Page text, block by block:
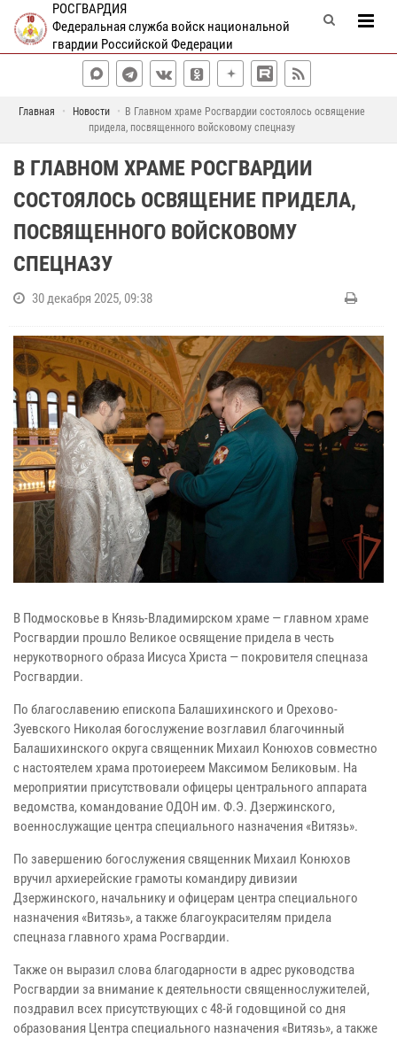
РОСГВАРДИЯ
Федеральная служба войск национальной
гвардии Российской Федерации
Главная Новости
В Главном храме Росгвардии состоялось освящение
придела, посвященного войсковому спецназу
В ГЛАВНОМ ХРАМЕ РОСГВАРДИИ
СОСТОЯЛОСЬ ОСВЯЩЕНИЕ ПРИДЕЛА,
ПОСВЯЩЕННОГО ВОЙСКОВОМУ
СПЕЦНАЗУ
30 декабря 2025, 09:38
В Подмосковье в Князь-Владимирском храме — главном храме
Росгвардии прошло Великое освящение придела в честь
нерукотворного образа Иисуса Христа — покровителя спецназа
Росгвардии.
По благославению епископа Балашихинского и Орехово-
Зуевского Николая богослужение возглавил благочинный
Балашихинского округа священник Михаил Конюхов совместно
с настоятелем храма протоиереем Максимом Беликовым. На
мероприятии присутствовали офицеры центрального аппарата
ведомства, командование ОДОН им. Ф.Э. Дзержинского,
военнослужащие центра специального назначения «Витязь».
По завершению богослужения священник Михаил Конюхов
вручил архиерейские грамоты командиру дивизии
Дзержинского, начальнику и офицерам центра специального
назначения «Витязь», а также благоукрасителям придела
спецназа главного храма Росгвардии.
Также он выразил слова благодарности в адрес руководства
Росгвардии за внимание к деятельности священнослужителей,
поздравил всех присутствующих с 48-й годовщиной со дня
образования Центра специального назначения «Витязь», а также